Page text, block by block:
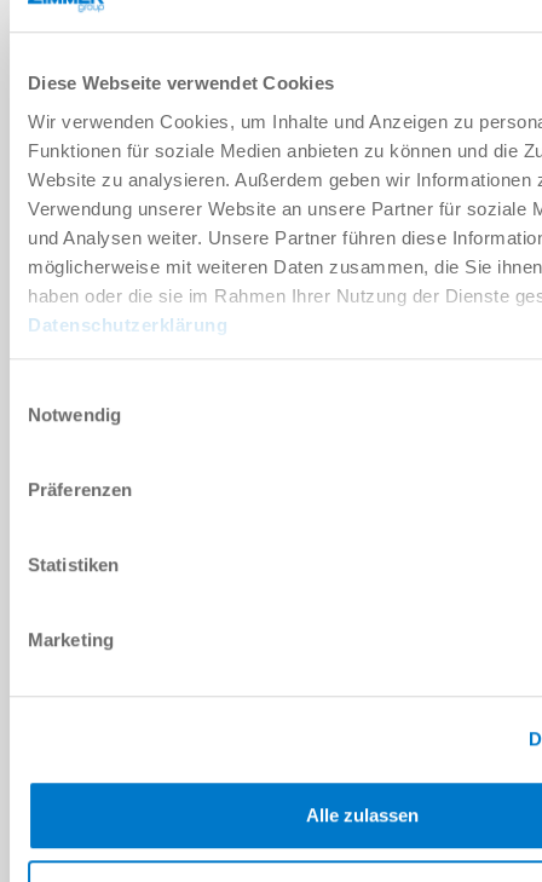
Diese Webseite verwendet Cookies
Wir verwenden Cookies, um Inhalte und Anzeigen zu
Funktionen für soziale Medien anbieten zu können und die
Website zu analysieren. Außerdem geben wir Informationen
Verwendung unserer Website an unsere Partner für soziale
und Analysen weiter. Unsere Partner führen diese
möglicherweise mit weiteren Daten zusammen, die Sie
haben oder die sie im Rahmen Ihrer Nutzung der Dienste
Datenschutzerklärung
Notwendig
Präferenzen
Statistiken
Marketing
Alle zulassen
Aufbau im Schnitt
Adapterplatten
DOWNLOADS
PDF-Datenblatt
Herunterladen